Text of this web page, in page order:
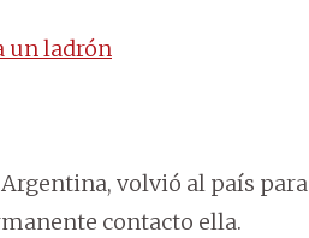
un ladrón
volvió al país para
contacto ella.